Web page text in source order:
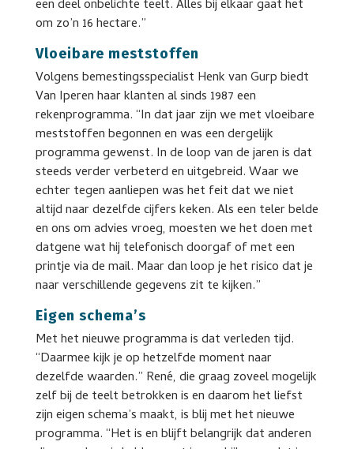
een deel onbelichte teelt. Alles bij elkaar gaat het
om zo’n 16 hectare.”
Vloeibare meststoffen
Volgens bemestingsspecialist Henk van Gurp biedt
Van Iperen haar klanten al sinds 1987 een
rekenprogramma. “In dat jaar zijn we met vloeibare
meststoffen begonnen en was een dergelijk
programma gewenst. In de loop van de jaren is dat
steeds verder verbeterd en uitgebreid. Waar we
echter tegen aanliepen was het feit dat we niet
altijd naar dezelfde cijfers keken. Als een teler belde
en ons om advies vroeg, moesten we het doen met
datgene wat hij telefonisch doorgaf of met een
printje via de mail. Maar dan loop je het risico dat je
naar verschillende gegevens zit te kijken.”
Eigen schema’s
Met het nieuwe programma is dat verleden tijd.
“Daarmee kijk je op hetzelfde moment naar
dezelfde waarden.” René, die graag zoveel mogelijk
zelf bij de teelt betrokken is en daarom het liefst
zijn eigen schema’s maakt, is blij met het nieuwe
programma. “Het is en blijft belangrijk dat anderen